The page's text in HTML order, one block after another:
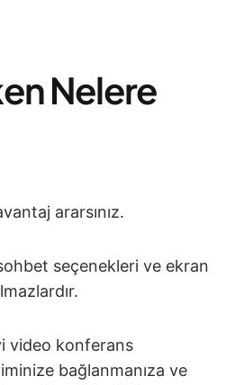
Nelere
ararsınız.
seçenekleri ve ekran
video konferans
bağlanmanıza ve